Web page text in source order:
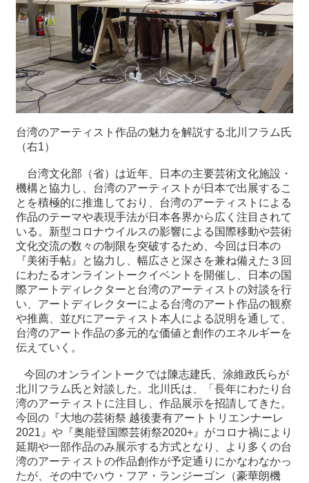
台
湾
の
本
関
連
リ
ン
ク
ホ
ー
ム
サ
イ
マ
ッ
プ
台湾のアーティスト作品の魅力を解説する北川フラム氏
（右1）
台湾文化部（省）は近年、日本の主要芸術文化施設・
機構と協力し、台湾のアーティストが日本で出展するこ
とを積極的に推進しており、台湾のアーティストによる
作品のテーマや表現手法が日本各界から広く注目されて
いる。新型コロナウイルスの影響による国際移動や芸術
文化交流の数々の制限を突破するため、今回は日本の
『美術手帖』と協力し、幅広さと深さを兼ね備えた３回
にわたるオンライントークイベントを開催し、日本の国
際アートディレクターと台湾のアーティストの対談を行
い、アートディレクターによる台湾のアート作品の観察
や推薦、並びにアーティスト本人による説明を通して、
台湾のアート作品の多元的な価値と創作のエネルギーを
伝えていく。
今回のオンライントークでは陳志建氏、涂維政氏らが
北川フラム氏と対談した。北川氏は、「長年にわたり台
湾のアーティストに注目し、作品展示を招請してきた。
今回の『大地の芸術祭 越後妻有アートトリエンナーレ
2021』や『奥能登国際芸術祭2020+』がコロナ禍により
延期や一部作品のみ展示する方式となり、より多くの台
湾のアーティストの作品創作が予定通りにかなわなかっ
たが、その中でハウ・フア・ランジーゴン（豪華朗機